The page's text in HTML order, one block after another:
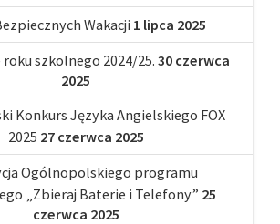
Wakacji 1 lipca 2025
szkolnego 2024/25. 30 czerwca
2025
Konkurs Języka Angielskiego FOX
2025 27 czerwca 2025
Ogólnopolskiego programu
„Zbieraj Baterie i Telefony” 25
czerwca 2025